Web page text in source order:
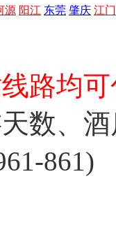
源 阳江 东莞 肇庆 江门
路均
数、
861)